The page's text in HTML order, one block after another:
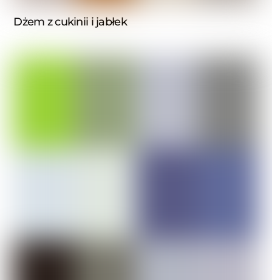
Dżem z cukinii i jabłek